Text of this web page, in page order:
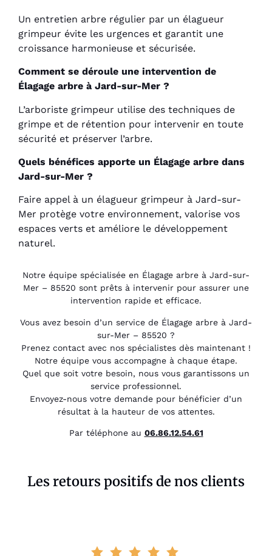
Un entretien arbre régulier par un élagueur
grimpeur évite les urgences et garantit une
croissance harmonieuse et sécurisée.
Comment se déroule une intervention de
Élagage arbre à Jard-sur-Mer ?
L’arboriste grimpeur utilise des techniques de
grimpe et de rétention pour intervenir en toute
sécurité et préserver l’arbre.
Quels bénéfices apporte un Élagage arbre dans
Jard-sur-Mer ?
Faire appel à un élagueur grimpeur à Jard-sur-
Mer protège votre environnement, valorise vos
espaces verts et améliore le développement
naturel.
Notre équipe spécialisée en Élagage arbre à Jard-sur-
Mer – 85520 sont prêts à intervenir pour assurer une
intervention rapide et efficace.
Vous avez besoin d’un service de Élagage arbre à Jard-
sur-Mer – 85520 ?
Prenez contact avec nos spécialistes dès maintenant !
Notre équipe vous accompagne à chaque étape.
Quel que soit votre besoin, nous vous garantissons un
service professionnel.
Envoyez-nous votre demande pour bénéficier d’un
résultat à la hauteur de vos attentes.
Par téléphone au 06.86.12.54.61
Les retours positifs de nos clients